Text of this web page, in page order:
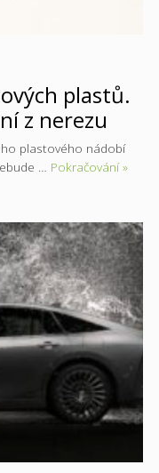
plastů.
z nerezu
plastového nádobí
… Pokračování »